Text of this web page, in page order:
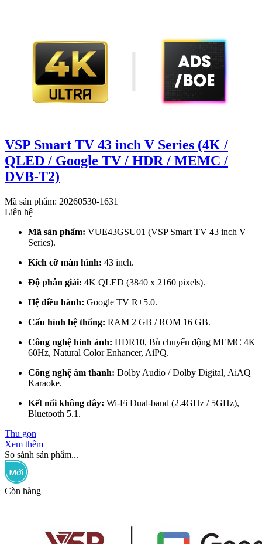
VSP Smart TV 43 inch V Series (4K /
QLED / Google TV / HDR / MEMC /
DVB-T2)
Mã sản phẩm: 20260530-1631
Liên hệ
Mã sản phẩm: VUE43GSU01 (VSP Smart TV 43 inch V
Series).
Kích cỡ màn hình: 43 inch.
Độ phân giải: 4K QLED (3840 x 2160 pixels).
Hệ điều hành: Google TV R+5.0.
Cấu hình hệ thống: RAM 2 GB / ROM 16 GB.
Công nghệ hình ảnh: HDR10, Bù chuyển động MEMC 4K
60Hz, Natural Color Enhancer, AiPQ.
Công nghệ âm thanh: Dolby Audio / Dolby Digital, AiAQ
Karaoke.
Kết nối không dây: Wi-Fi Dual-band (2.4GHz / 5GHz),
Bluetooth 5.1.
Thu gọn
Xem thêm
So sánh sản phẩm...
Còn hàng